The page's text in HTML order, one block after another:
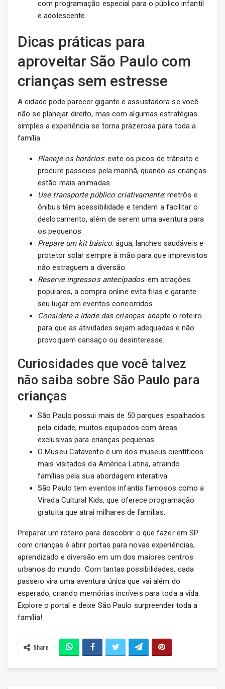
com programação especial para o público infantil
e adolescente.
Dicas práticas para
aproveitar São Paulo com
crianças sem estresse
A cidade pode parecer gigante e assustadora se você
não se planejar direito, mas com algumas estratégias
simples a experiência se torna prazerosa para toda a
família.
Planeje os horários: evite os picos de trânsito e
procure passeios pela manhã, quando as crianças
estão mais animadas.
Use transporte público criativamente: metrôs e
ônibus têm acessibilidade e tendem a facilitar o
deslocamento, além de serem uma aventura para
os pequenos.
Prepare um kit básico: água, lanches saudáveis e
protetor solar sempre à mão para que imprevistos
não estraguem a diversão.
Reserve ingressos antecipados: em atrações
populares, a compra online evita filas e garante
seu lugar em eventos concorridos.
Considere a idade das crianças: adapte o roteiro
para que as atividades sejam adequadas e não
provoquem cansaço ou desinteresse.
Curiosidades que você talvez
não saiba sobre São Paulo para
crianças
São Paulo possui mais de 50 parques espalhados
pela cidade, muitos equipados com áreas
exclusivas para crianças pequenas.
O Museu Catavento é um dos museus científicos
mais visitados da América Latina, atraindo
famílias pela sua abordagem interativa.
São Paulo tem eventos infantis famosos como a
Virada Cultural Kids, que oferece programação
gratuita que atrai milhares de famílias.
Preparar um roteiro para descobrir o que fazer em SP
com crianças é abrir portas para novas experiências,
aprendizado e diversão em um dos maiores centros
urbanos do mundo. Com tantas possibilidades, cada
passeio vira uma aventura única que vai além do
esperado, criando memórias incríveis para toda a vida.
Explore o portal e deixe São Paulo surpreender toda a
família!
Share